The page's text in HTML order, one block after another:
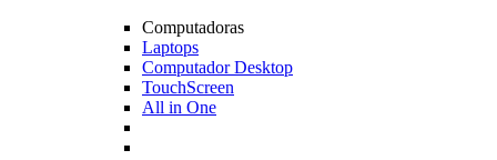
Computadoras
Laptops
Computador Desktop
TouchScreen
All in One